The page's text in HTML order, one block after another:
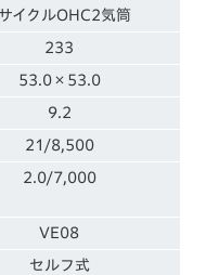
イクルOHC2気筒
233
53.0×53.0
9.2
21/8,500
2.0/7,000
VE08
セルフ式